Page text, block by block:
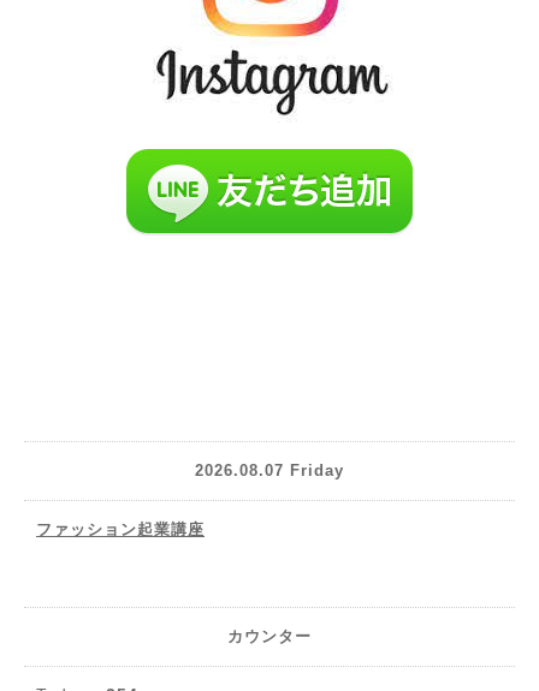
2026.08.07 Friday
ファッション起業講座
カウンター